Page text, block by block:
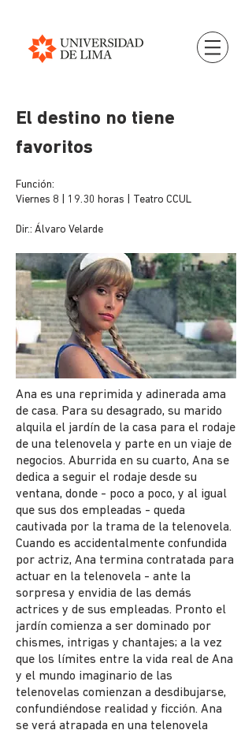
El destino no tiene
favoritos
Función:
Viernes 8 | 19.30 horas | Teatro CCUL
Dir.: Álvaro Velarde
Ana es una reprimida y adinerada ama
de casa. Para su desagrado, su marido
alquila el jardín de la casa para el rodaje
de una telenovela y parte en un viaje de
negocios. Aburrida en su cuarto, Ana se
dedica a seguir el rodaje desde su
ventana, donde - poco a poco, y al igual
que sus dos empleadas - queda
cautivada por la trama de la telenovela.
Cuando es accidentalmente confundida
por actriz, Ana termina contratada para
actuar en la telenovela - ante la
sorpresa y envidia de las demás
actrices y de sus empleadas. Pronto el
jardín comienza a ser dominado por
chismes, intrigas y chantajes; a la vez
que los límites entre la vida real de Ana
y el mundo imaginario de las
telenovelas comienzan a desdibujarse,
confundiéndose realidad y ficción. Ana
se verá atrapada en una telenovela